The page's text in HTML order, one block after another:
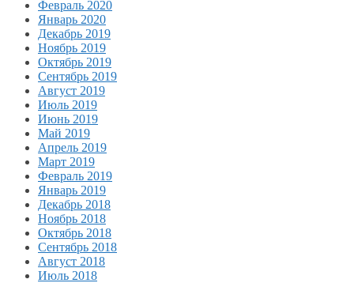
Февраль 2020
Январь 2020
Декабрь 2019
Ноябрь 2019
Октябрь 2019
Сентябрь 2019
Август 2019
Июль 2019
Июнь 2019
Май 2019
Апрель 2019
Март 2019
Февраль 2019
Январь 2019
Декабрь 2018
Ноябрь 2018
Октябрь 2018
Сентябрь 2018
Август 2018
Июль 2018